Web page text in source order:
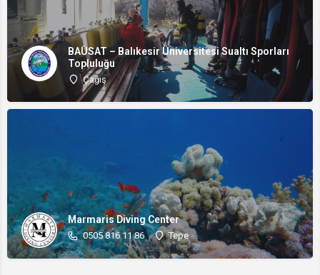
BAÜSAT – Balıkesir Üniversitesi Sualtı Sporları
Topluluğu
Çağış
Marmaris Diving Center
0505 816 11 86 Tepe